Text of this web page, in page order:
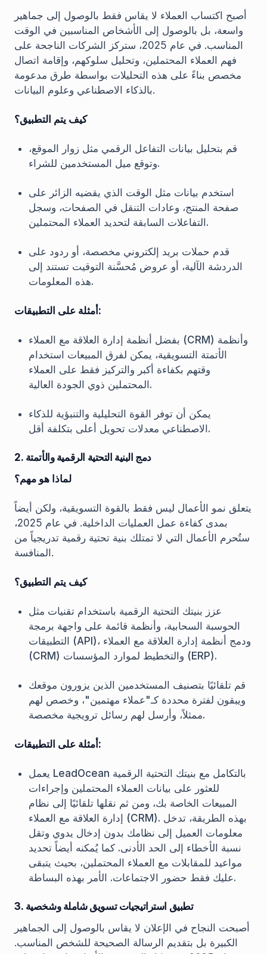
أصبح اكتساب العملاء لا يقاس فقط بالوصول إلى جماهير
واسعة، بل بالوصول إلى الأشخاص المناسبين في الوقت
المناسب. في عام 2025، ستركز الشركات الناجحة على
فهم العملاء المحتملين، وتحليل سلوكهم، وإقامة اتصال
مخصص بناءً على هذه التحليلات بواسطة طرق مدعومة
بالذكاء الاصطناعي وعلوم البيانات.
كيف يتم التطبيق؟
قم بتحليل بيانات التفاعل الرقمي مثل زوار الموقع،
وتوقع ميل المستخدمين للشراء.
استخدم بيانات مثل الوقت الذي يقضيه الزائر على
صفحة المنتج، وعادات التنقل في الصفحات، وسجل
التفاعلات السابقة لتحديد العملاء المحتملين.
قدم حملات بريد إلكتروني مخصصة، أو ردود على
الدردشة الآلية، أو عروض مُحسَّنة التوقيت تستند إلى
هذه المعلومات.
أمثلة على التطبيقات:
بفضل أنظمة إدارة العلاقة مع العملاء (CRM) وأنظمة
الأتمتة التسويقية، يمكن لفرق المبيعات استخدام
وقتهم بكفاءة أكبر والتركيز فقط على العملاء
المحتملين ذوي الجودة العالية.
يمكن أن توفر القوة التحليلية والتنبؤية للذكاء
الاصطناعي معدلات تحويل أعلى بتكلفة أقل.
2. دمج البنية التحتية الرقمية والأتمتة
لماذا هو مهم؟
يتعلق نمو الأعمال ليس فقط بالقوة التسويقية، ولكن أيضاً
بمدى كفاءة عمل العمليات الداخلية. في عام 2025،
ستُحرم الأعمال التي لا تمتلك بنية تحتية رقمية تدريجياً من
المنافسة.
كيف يتم التطبيق؟
عزز بنيتك التحتية الرقمية باستخدام تقنيات مثل
الحوسبة السحابية، وأنظمة قائمة على واجهة برمجة
التطبيقات (API)، ودمج أنظمة إدارة العلاقة مع العملاء
(CRM) والتخطيط لموارد المؤسسات (ERP).
قم تلقائيًا بتصنيف المستخدمين الذين يزورون موقعك
ويبقون لفترة محددة كـ"عملاء مهتمين"، وخصص لهم
ممثلاً، وأرسل لهم رسائل ترويجية مخصصة.
أمثلة على التطبيقات:
يعمل LeadOcean بالتكامل مع بنيتك التحتية الرقمية
للعثور على بيانات العملاء المحتملين وإجراءات
المبيعات الخاصة بك، ومن ثم نقلها تلقائيًا إلى نظام
إدارة العلاقة مع العملاء (CRM). بهذه الطريقة، تدخل
معلومات العميل إلى نظامك بدون إدخال يدوي وتقل
نسبة الأخطاء إلى الحد الأدنى. كما يُمكنه أيضاً تحديد
مواعيد للمقابلات مع العملاء المحتملين، بحيث يتبقى
عليك فقط حضور الاجتماعات. الأمر بهذه البساطة.
3. تطبيق استراتيجيات تسويق شاملة وشخصية
أصبحت النجاح في الإعلان لا يقاس بالوصول إلى الجماهير
الكبيرة بل بتقديم الرسالة الصحيحة للشخص المناسب.